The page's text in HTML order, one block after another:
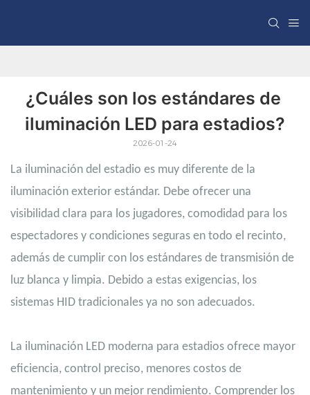
¿Cuáles son los estándares de
iluminación LED para estadios?
2026-01-24
La iluminación del estadio es muy diferente de la
iluminación exterior estándar. Debe ofrecer una
visibilidad clara para los jugadores, comodidad para los
espectadores y condiciones seguras en todo el recinto,
además de cumplir con los estándares de transmisión de
luz blanca y limpia. Debido a estas exigencias, los
sistemas HID tradicionales ya no son adecuados.
La iluminación LED moderna para estadios ofrece mayor
eficiencia, control preciso, menores costos de
mantenimiento y un mejor rendimiento. Comprender los